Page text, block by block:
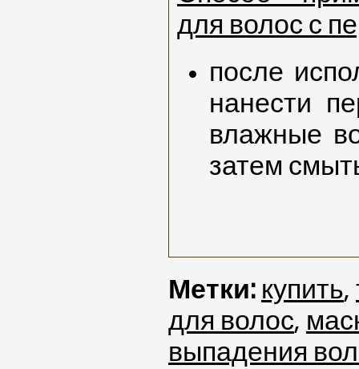
для волос с
после
нанести
влажные
затем
Метки: купить,
для волос,
выпадения